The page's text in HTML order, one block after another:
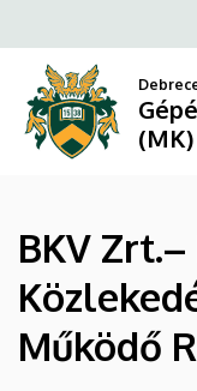
Zrt.–
Budapesti
Közlekedési
Működő
a
tartalomra
(MK)
BKV
Működő